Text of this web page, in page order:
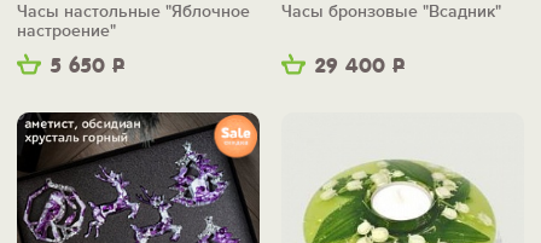
5 650 Р
Часы настольные "Яблочное
настроение"
29 400 Р
Часы бронзовые "Всадник"